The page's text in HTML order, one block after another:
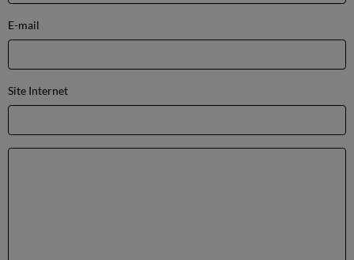
E-mail
Site Internet